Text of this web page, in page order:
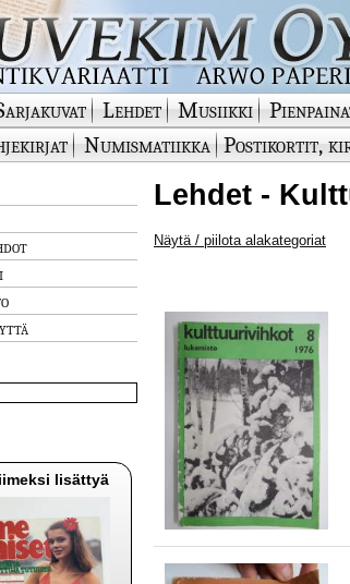
Lehdet Musiikki
Numismatiikka Postikortit,
lisättyä
Lehdet -
Näytä / piilota alakategoriat